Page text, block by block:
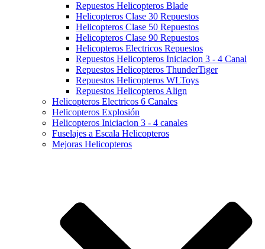
Repuestos Helicopteros Blade
Helicopteros Clase 30 Repuestos
Helicopteros Clase 50 Repuestos
Helicopteros Clase 90 Repuestos
Helicopteros Electricos Repuestos
Repuestos Helicopteros Iniciacion 3 - 4 Canal
Repuestos Helicopteros ThunderTiger
Repuestos Helicopteros WLToys
Repuestos Helicopteros Align
Helicopteros Electricos 6 Canales
Helicopteros Explosión
Helicopteros Iniciacion 3 - 4 canales
Fuselajes a Escala Helicopteros
Mejoras Helicopteros